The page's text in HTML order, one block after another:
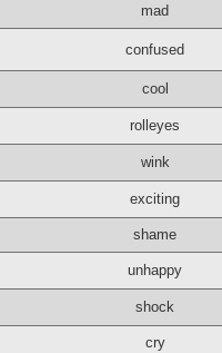
mad
confused
cool
rolleyes
wink
exciting
shame
unhappy
shock
cry